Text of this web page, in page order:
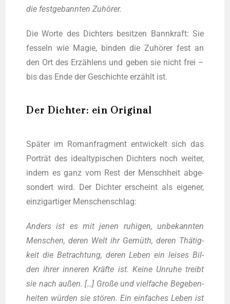
die fest­ge­bann­ten Zuhörer.
Die Wor­te des Dich­ters besit­zen Bann­kraft: Sie
fes­seln wie Magie, bin­den die Zuhö­rer fest an
den Ort des Erzäh­lens und geben sie nicht frei –
bis das Ende der Geschich­te erzählt ist.
Der Dichter: ein Original
Spä­ter im Roman­frag­ment ent­wi­ckelt sich das
Por­trät des ide­al­ty­pi­schen Dich­ters noch wei­ter,
indem es ganz vom Rest der Mensch­heit abge­
son­dert wird. Der Dich­ter erscheint als eige­ner,
ein­zig­ar­ti­ger Menschenschlag:
Anders ist es mit jenen ruhi­gen, unbe­kann­ten
Men­schen, deren Welt ihr Gemüth, deren Thä­tig­
keit die Betrach­tung, deren Leben ein lei­ses Bil­
den ihrer inne­ren Kräf­te ist. Kei­ne Unru­he treibt
sie nach außen. […] Gro­ße und viel­fa­che Bege­ben­
hei­ten wür­den sie stö­ren. Ein ein­fa­ches Leben ist